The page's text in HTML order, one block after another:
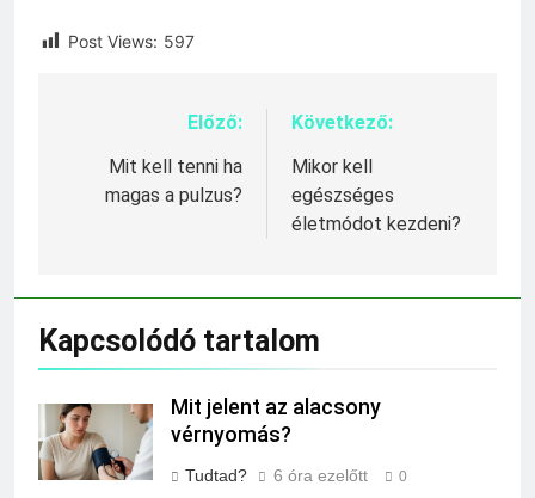
Post Views: 597
Bejegyzés
navigáció
Előző:
Mit kell tenni ha
magas a pulzus?
Következő:
Mikor kell
egészséges
életmódot kezdeni?
Kapcsolódó tartalom
Mit jelent az alacsony
vérnyomás?
Tudtad? 6 óra ezelőtt 0